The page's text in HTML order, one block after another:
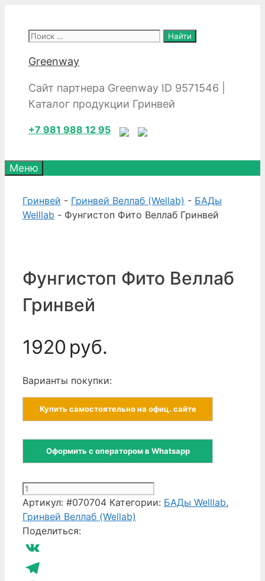
содержимому
Поиск:
Greenway
Сайт партнера Greenway ID 9571546 |
Каталог продукции Гринвей
+7 981 988 12 95
Меню
Гринвей - Гринвей Веллаб (Wellab) - БАДы
Welllab - Фунгистоп Фито Веллаб Гринвей
Фунгистоп Фито Веллаб
Гринвей
1920 руб.
Варианты покупки:
Купить самостоятельно на офиц. сайте
Оформить с оператором в Whatsapp
Количество
товара
Фунгистоп
Фито
Веллаб
Артикул: #070704 Категории: БАДы Welllab,
Гринвей Веллаб (Wellab)
Поделиться:
VK